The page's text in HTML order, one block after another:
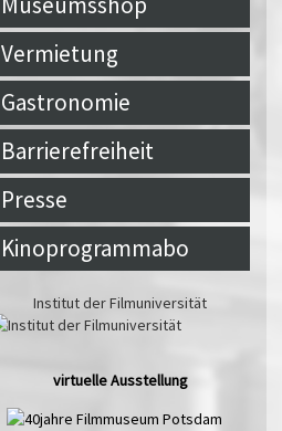
Vermietung
Gastronomie
Barrierefreiheit
Presse
Kinoprogrammabo
Institut der Filmuniversität
virtuelle Ausstellung